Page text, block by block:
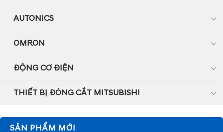
AUTONICS
OMRON
ĐỘNG CƠ ĐIỆN
THIẾT BỊ ĐÓNG CẮT MITSUBISHI
SẢN PHẨM MỚI